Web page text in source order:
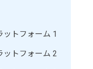
ットフォーム 1
ットフォーム 2